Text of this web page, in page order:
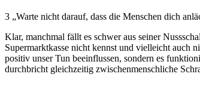
3 „Warte nicht darauf, dass die Menschen dich
Klar, manchmal fällt es schwer aus seiner
Supermarktkasse nicht kennst und vielleicht auch
positiv unser Tun beeinflussen, sondern es
durchbricht gleichzeitig zwischenmenschliche